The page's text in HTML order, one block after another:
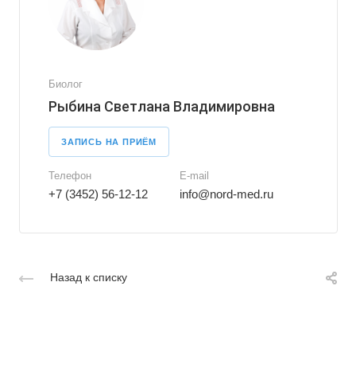
Биолог
Рыбина Светлана Владимировна
ЗАПИСЬ НА ПРИЁМ
Телефон
+7 (3452) 56-12-12
E-mail
info@nord-med.ru
Назад к списку